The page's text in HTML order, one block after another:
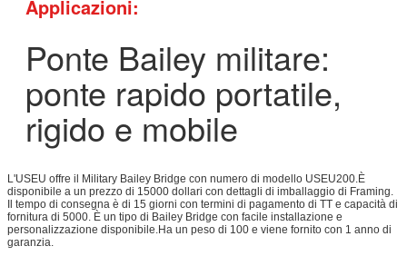
Applicazioni:
Ponte Bailey militare:
ponte rapido portatile,
rigido e mobile
L'USEU offre il Military Bailey Bridge con numero di modello USEU200.È
disponibile a un prezzo di 15000 dollari con dettagli di imballaggio di Framing.
Il tempo di consegna è di 15 giorni con termini di pagamento di TT e capacità di
fornitura di 5000. È un tipo di Bailey Bridge con facile installazione e
personalizzazione disponibile.Ha un peso di 100 e viene fornito con 1 anno di
garanzia.